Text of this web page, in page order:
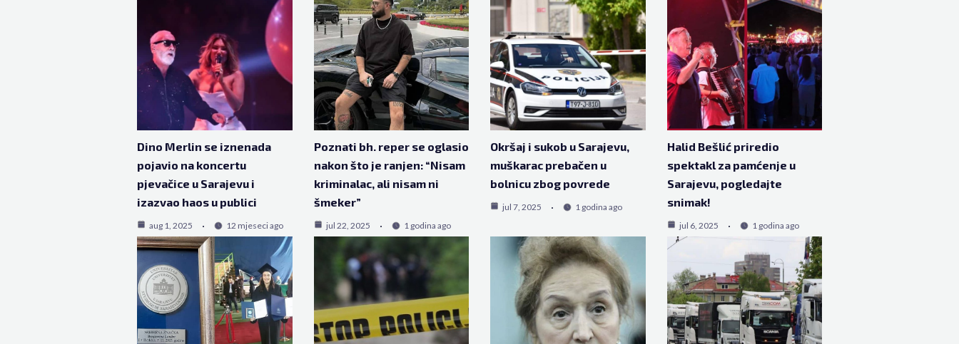
Dino Merlin se iznenada
pojavio na koncertu
pjevačice u Sarajevu i
izazvao haos u publici
aug 1, 2025 12 mjeseci ago
Poznati bh. reper se oglasio
nakon što je ranjen: “Nisam
kriminalac, ali nisam ni
šmeker”
jul 22, 2025 1 godina ago
Okršaj i sukob u Sarajevu,
muškarac prebačen u
bolnicu zbog povrede
jul 7, 2025 1 godina ago
Halid Bešlić priredio
spektakl za pamćenje u
Sarajevu, pogledajte
snimak!
jul 6, 2025 1 godina ago